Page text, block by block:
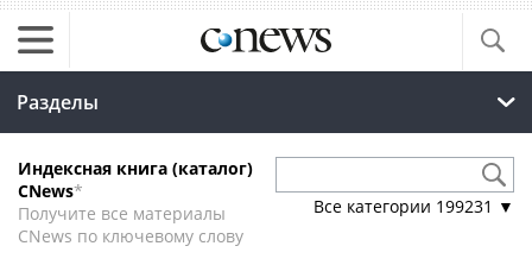
Разделы
Индексная книга (каталог)
CNews*
Получите все материалы
CNews по ключевому слову
Все категории 199231 ▼